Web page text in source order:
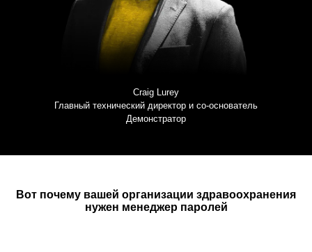
Craig Lurey
Главный технический директор и со-основатель
Демонстратор
Вот почему вашей организации здравоохранения
нужен менеджер паролей